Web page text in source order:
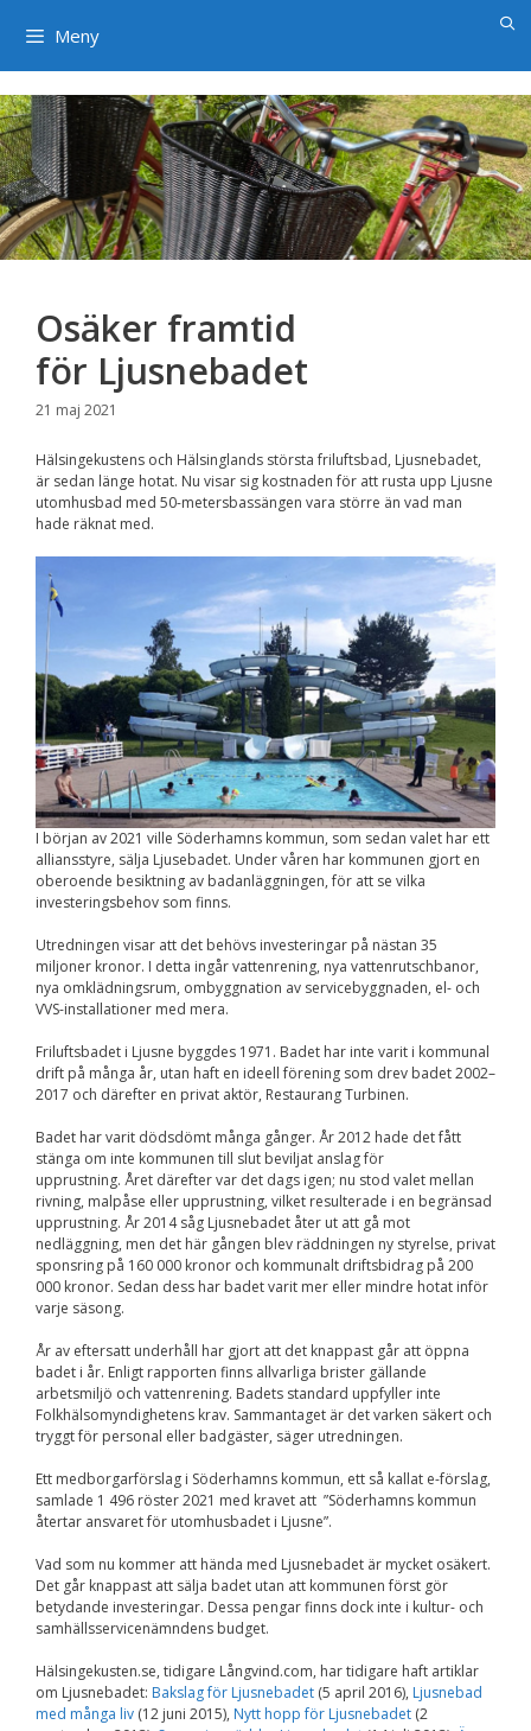
Meny
Osäker framtid
för Ljusnebadet
21 maj 2021
Hälsingekustens och Hälsinglands största friluftsbad, Ljusnebadet,
är sedan länge hotat. Nu visar sig kostnaden för att rusta upp Ljusne
utomhusbad med 50-metersbassängen vara större än vad man
hade räknat med.
I början av 2021 ville Söderhamns kommun, som sedan valet har ett
alliansstyre, sälja Ljusebadet. Under våren har kommunen gjort en
oberoende besiktning av badanläggningen, för att se vilka
investeringsbehov som finns.
Utredningen visar att det behövs investeringar på nästan 35
miljoner kronor. I detta ingår vattenrening, nya vattenrutschbanor,
nya omklädningsrum, ombyggnation av servicebyggnaden, el- och
VVS-installationer med mera.
Friluftsbadet i Ljusne byggdes 1971. Badet har inte varit i kommunal
drift på många år, utan haft en ideell förening som drev badet 2002–
2017 och därefter en privat aktör, Restaurang Turbinen.
Badet har varit dödsdömt många gånger. År 2012 hade det fått
stänga om inte kommunen till slut beviljat anslag för
upprustning. Året därefter var det dags igen; nu stod valet mellan
rivning, malpåse eller upprustning, vilket resulterade i en begränsad
upprustning. År 2014 såg Ljusnebadet åter ut att gå mot
nedläggning, men det här gången blev räddningen ny styrelse, privat
sponsring på 160 000 kronor och kommunalt driftsbidrag på 200
000 kronor. Sedan dess har badet varit mer eller mindre hotat inför
varje säsong.
År av eftersatt underhåll har gjort att det knappast går att öppna
badet i år. Enligt rapporten finns allvarliga brister gällande
arbetsmiljö och vattenrening. Badets standard uppfyller inte
Folkhälsomyndighetens krav. Sammantaget är det varken säkert och
tryggt för personal eller badgäster, säger utredningen.
Ett medborgarförslag i Söderhamns kommun, ett så kallat e-förslag,
samlade 1 496 röster 2021 med kravet att ”Söderhamns kommun
återtar ansvaret för utomhusbadet i Ljusne”.
Vad som nu kommer att hända med Ljusnebadet är mycket osäkert.
Det går knappast att sälja badet utan att kommunen först gör
betydande investeringar. Dessa pengar finns dock inte i kultur- och
samhällsservicenämndens budget.
Hälsingekusten.se, tidigare Långvind.com, har tidigare haft artiklar
om Ljusnebadet: Bakslag för Ljusnebadet (5 april 2016), Ljusnebad
med många liv (12 juni 2015), Nytt hopp för Ljusnebadet (2
×
inte att välja
bort. De behövs
för att
hemsidan över
huvud taget
ska fungera.
Statistik
För att vi ska
kunna
förbättra
hemsidans
funktionalitet
och
hur
hemsidan
används.
Upplevelse
För att vår
hemsida ska
prestera så bra
som möjligt
under ditt
besök. Om du
nekar de här
kakorna
kommer viss
funktionalitet
att försvinna
Marknadsföring
Genom att dela med
dig av dina intressen
och ditt beteende när
du surfar ökar du
chansen att få se
personligt anpassat
erbjudanden.